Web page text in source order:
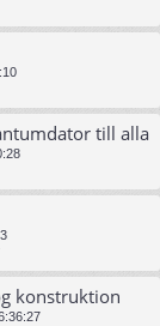
till alla
konstruktion